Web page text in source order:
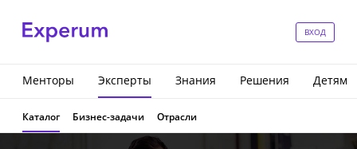
ВХОД
Менторы Эксперты Знания Решения Детям
Каталог Бизнес-задачи Отрасли